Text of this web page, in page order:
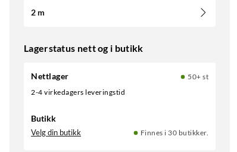
2 m
Lagerstatus nett og i butikk
Nettlager
50+ st
2-4 virkedagers leveringstid
Butikk
Velg din butikk Finnes i 30 butikker.